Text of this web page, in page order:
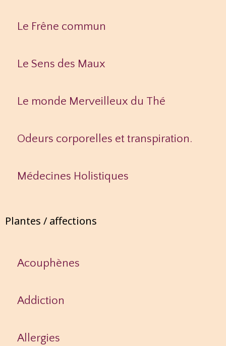
Le Frêne commun
Le Sens des Maux
Le monde Merveilleux du Thé
Odeurs corporelles et transpiration.
Médecines Holistiques
Plantes / affections
Acouphènes
Addiction
Allergies